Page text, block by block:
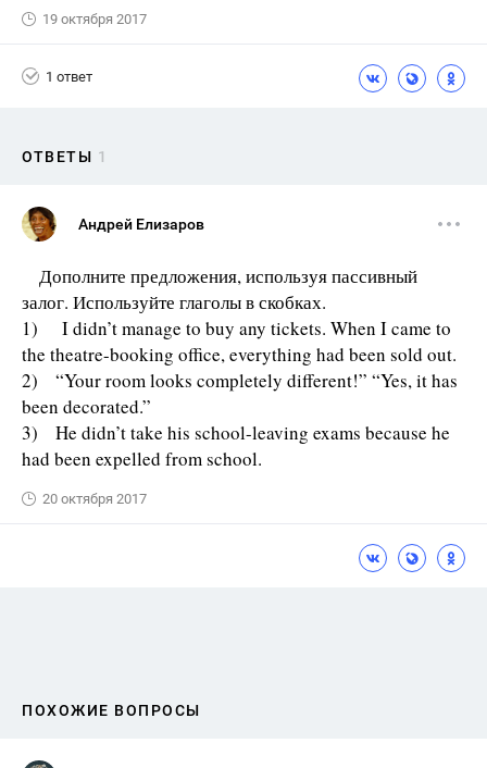
19 октября 2017
1 ответ
ОТВЕТЫ 1
Андрей Елизаров
Дополните предложения, используя пассивный
залог. Используйте глаголы в скобках.
1) I didn’t manage to buy any tickets. When I came to
the theatre-booking office, everything had been sold out.
2) “Your room looks completely different!” “Yes, it has
been decorated.”
3) He didn’t take his school-leaving exams because he
had been expelled from school.
20 октября 2017
ПОХОЖИЕ ВОПРОСЫ